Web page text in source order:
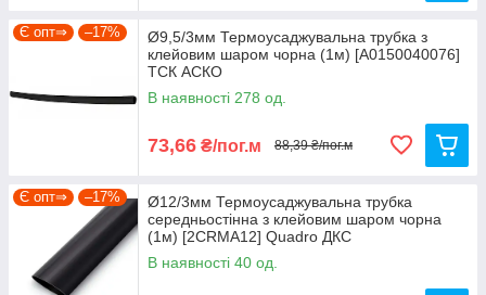
Є опт⇒ –17%
Ø9,5/3мм Термоусаджувальна трубка з
клейовим шаром чорна (1м) [A0150040076]
ТСК АСКО
В наявності 278 од.
73,66 ₴/пог.м 88,39 ₴/пог.м
Є опт⇒ –17%
Ø12/3мм Термоусаджувальна трубка
середньостінна з клейовим шаром чорна
(1м) [2CRMA12] Quadro ДКС
В наявності 40 од.